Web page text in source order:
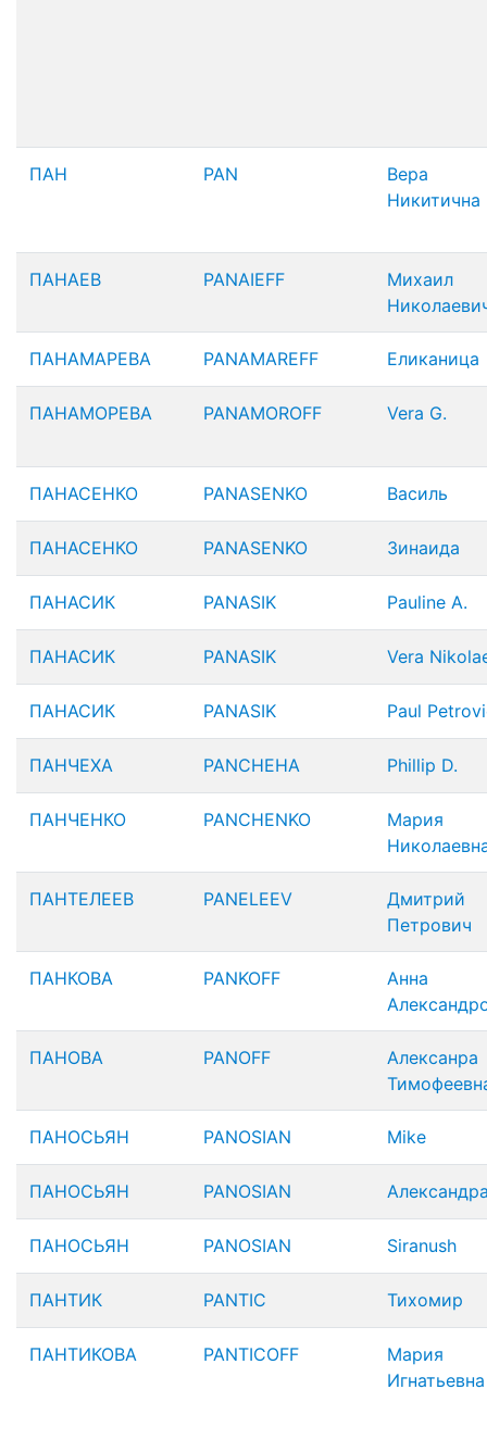
ПАН PAN
Вера
Никитична
ПАНАЕВ PANAIEFF
Михаил
ПАНАМАРЕВА PANAMAREFF Еликаница
ПАНАМОРЕВА PANAMOROFF Vera G.
ПАНАСЕНКО PANASENKO Василь
ПАНАСЕНКО PANASENKO Зинаида
ПАНАСИК PANASIK Pauline A.
ПАНАСИК PANASIK Vera
ПАНАСИК PANASIK Paul
ПАНЧЕХА PANCHEHA Phillip D.
ПАНЧЕНКО PANCHENKO
Мария
ПАНТЕЛЕЕВ PANELEEV
Дмитрий
Петрович
ПАНКОВА PANKOFF
Анна
ПАНОВА PANOFF
Алексанра
ПАНОСЬЯН PANOSIAN Mike
ПАНОСЬЯН PANOSIAN
ПАНОСЬЯН PANOSIAN Siranush
ПАНТИК PANTIC Тихомир
ПАНТИКОВА PANTICOFF
Мария
Игнатьевна